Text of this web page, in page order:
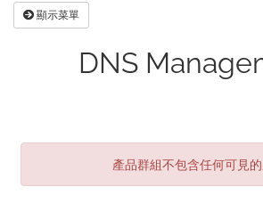
顯示菜單
DNS
產品群組不包含任何可見